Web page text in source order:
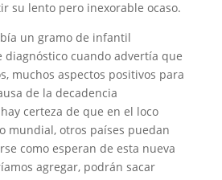
su lento pero inexorable ocaso.
un gramo de infantil
cuando advertía que
muchos aspectos positivos para
de la decadencia
certeza de que en el loco
mundial, otros países puedan
como esperan de esta nueva
agregar, podrán sacar